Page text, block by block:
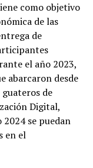
como objetivo
de las
de
el año 2023,
abarcaron desde
de
Digital,
se puedan
en el